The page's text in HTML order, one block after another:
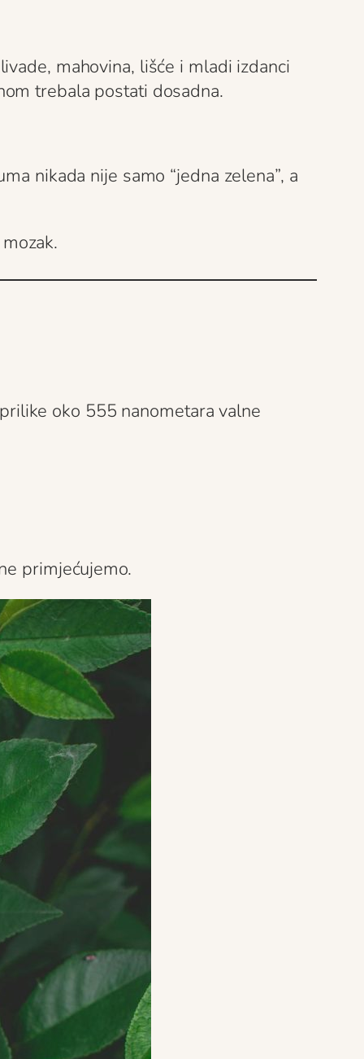
mahovina, lišće i mladi izdanci
trebala postati dosadna.
nikada nije samo “jedna zelena”, a
oko 555 nanometara valne
primjećujemo.